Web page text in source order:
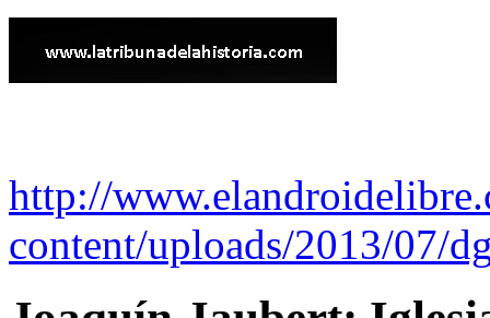
http://
content/uploads/2013/07/